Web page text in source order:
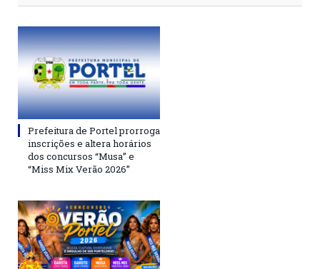
Prefeitura de Portel prorroga
inscrições e altera horários
dos concursos “Musa” e
“Miss Mix Verão 2026”